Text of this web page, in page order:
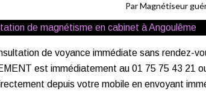
Par Magnétiseur
de voyance immédiate sans rendez-
est immédiatement au 01 75 75 43 21
depuis votre mobile en envoyant